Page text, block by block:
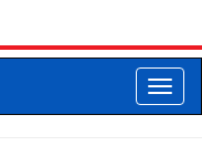
Toggle